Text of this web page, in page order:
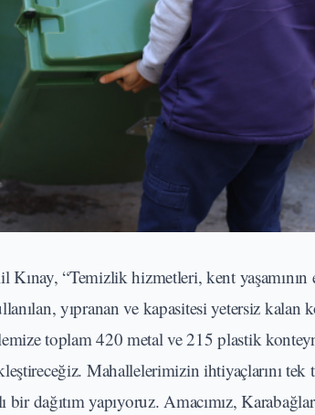
Kınay, “Temizlik hizmetleri, kent
yıpranan ve kapasitesi yetersiz kalan
toplam 420 metal ve 215 plastik
Mahallelerimizin ihtiyaçlarını
dağıtım yapıyoruz. Amacımız,